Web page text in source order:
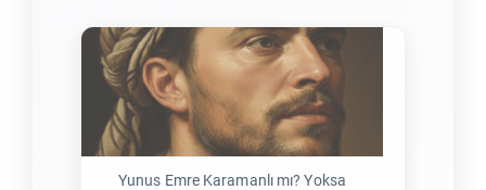
Yunus Emre Karamanlı mı? Yoksa